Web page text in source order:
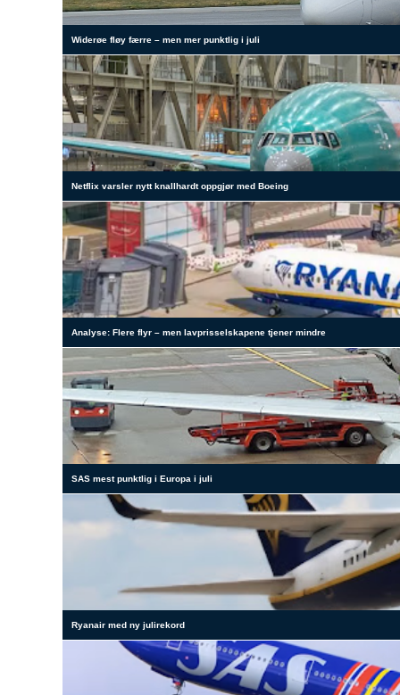
Widerøe fløy færre – men mer punktlig i juli
Netflix varsler nytt knallhardt oppgjør med Boeing
Analyse: Flere flyr – men lavprisselskapene tjener mindre
SAS mest punktlig i Europa i juli
Ryanair med ny julirekord